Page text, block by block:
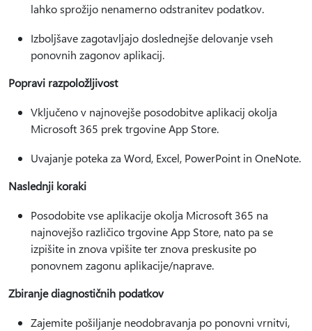
lahko sprožijo nenamerno odstranitev podatkov.
Izboljšave zagotavljajo doslednejše delovanje vseh
ponovnih zagonov aplikacij.
Popravi razpoložljivost
Vključeno v najnovejše posodobitve aplikacij okolja
Microsoft 365 prek trgovine App Store.
Uvajanje poteka za Word, Excel, PowerPoint in OneNote.
Naslednji koraki
Posodobite vse aplikacije okolja Microsoft 365 na
najnovejšo različico trgovine App Store, nato pa se
izpišite in znova vpišite ter znova preskusite po
ponovnem zagonu aplikacije/naprave.
Zbiranje diagnostičnih podatkov
Zajemite pošiljanje neodobravanja po ponovni vrnitvi,